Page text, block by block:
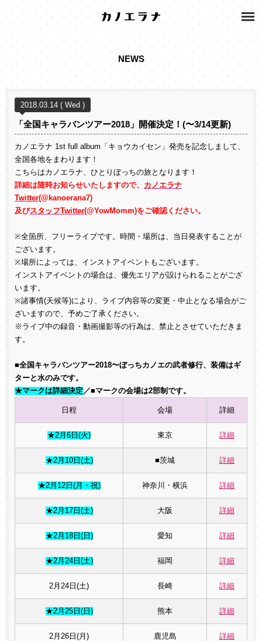
NEWS
2018.03.14 ( Wed )
「全国キャラバンツアー2018」開催決定！(〜3/14更新)
カノエラナ 1st full album「キョウカイセン」発売を記念しまして、
全国各地をまわります！
こちらはカノエラナ、ひとりぼっちの旅となります！
詳細は随時お知らせいたしますので、 カノエラナ
Twitter(@ kanoerana7)
及びスタッフTwitter(@YowMomm)をご確認ください。
※全箇所、フリーライブです。時間・場所は、当日発表することが
ございます。
※場所によっては、インストアイベントもございます。
インストアイベントの場合は、優先エリアが設けられることがござ
います。
※諸事情(天候等)により、ライブ内容等の変更・中止となる場合がご
ざいますので、予めご了承ください。
※ライブ中の録音・動画撮影等の行為は、禁止とさせていただきま
す。
■全国キャラバンツアー2018〜ぼっちカノエの武者修行、装備はギ
ターと水のみです。
★マークは詳細決定 ／■マークの会場は2部制です。
日程 会場 詳細
★2月6日(火) 東京 詳細
★2月10日(土) ■茨城 詳細
★2月12日(月・祝) 神奈川・横浜 詳細
★2月17日(土) 大阪 詳細
★2月18日(日) 愛知 詳細
★2月24日(土) 福岡 詳細
2月24日(土) 長崎 詳細
★2月25日(日) 熊本 詳細
2月26日(月) 鹿児島 詳細